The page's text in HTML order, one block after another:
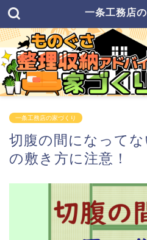
一条工務店
一条工務店の家づくり
切腹の間になって
の敷き方に注意！